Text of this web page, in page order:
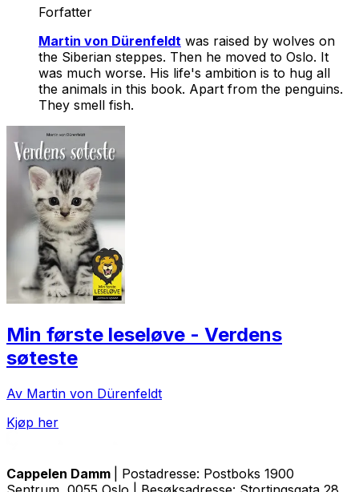
Forfatter
Martin von Dürenfeldt was raised by wolves on
the Siberian steppes. Then he moved to Oslo. It
was much worse. His life's ambition is to hug all
the animals in this book. Apart from the penguins.
They smell fish.
Min første leseløve - Verdens
søteste
Av Martin von Dürenfeldt
Kjøp her
Cappelen Damm
| Postadresse: Postboks 1900